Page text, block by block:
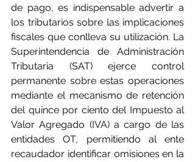
de pago, es indispensable advertir a
los tributarios sobre las implicaciones
fiscales que conlleva su utilización. La
Superintendencia de Administración
Tributaria (SAT) ejerce control
permanente sobre estas operaciones
mediante el mecanismo de retención
del quince por ciento del Impuesto al
Valor Agregado (IVA) a cargo de las
entidades OT, permitiendo al ente
recaudador identificar omisiones en la